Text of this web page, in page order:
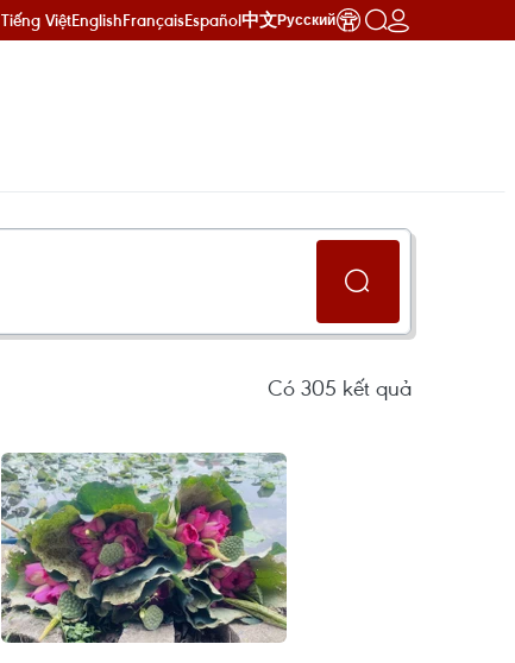
Tiếng ViệtEnglishFrançaisEspañol中文Русский
Có 305 kết quả